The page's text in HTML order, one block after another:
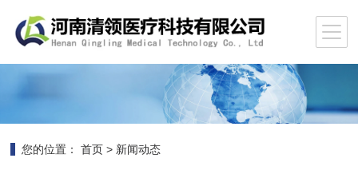
您的位置： 首页 > 新闻动态